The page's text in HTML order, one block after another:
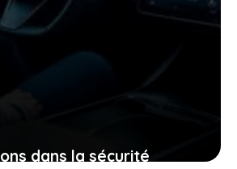
dans la sécurité